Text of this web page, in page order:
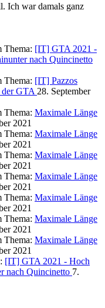
Ich war damals ganz
Thema: [IT] GTA 2021 -
nach Quincinetto
Thema: [IT] Pazzos
der GTA 28. September
Thema: Maximale Länge
2021
Thema: Maximale Länge
2021
Thema: Maximale Länge
2021
Thema: Maximale Länge
2021
Thema: Maximale Länge
2021
Thema: Maximale Länge
2021
Thema: Maximale Länge
2021
[IT] GTA 2021 - Hoch
nach Quincinetto 7.